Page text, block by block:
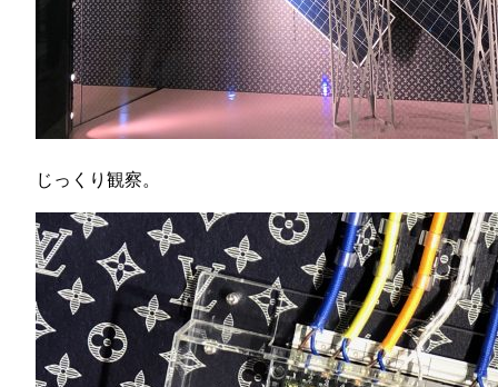
じっくり観察。